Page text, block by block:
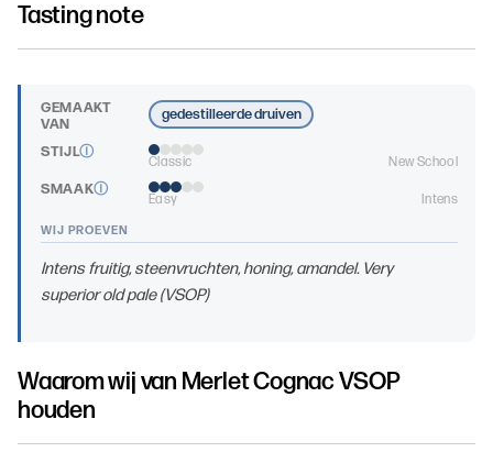
Tasting note
GEMAAKT
VAN
gedestilleerde druiven
STIJLⒾ
Classic New School
SMAAKⒾ
Easy Intens
WIJ PROEVEN
Intens fruitig, steenvruchten, honing, amandel. Very
superior old pale (VSOP)
Waarom wij van Merlet Cognac VSOP
houden